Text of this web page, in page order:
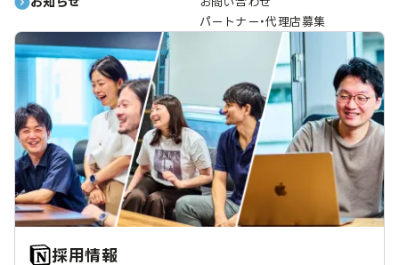
パートナー・代理店募集
採用情報